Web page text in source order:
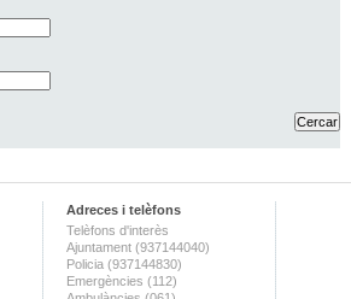
Adreces i telèfons
Telèfons d'interès
Ajuntament (937144040)
Policia (937144830)
Emergències (112)